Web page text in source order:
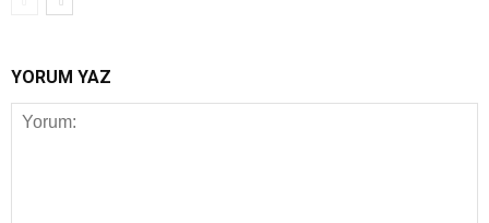
YORUM YAZ